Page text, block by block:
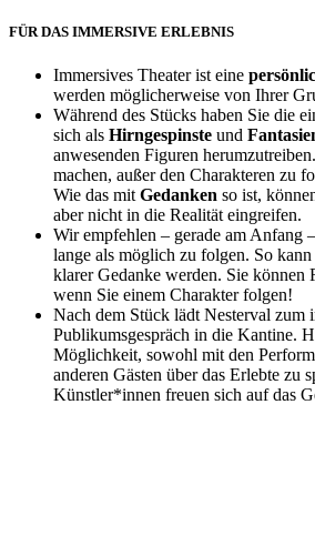
FÜR DAS IMMERSIVE ERLEBNIS
Immersives Theater ist eine
werden möglicherweise von Ihrer
Während des Stücks haben Sie die
sich als Hirngespinste und
anwesenden Figuren
machen, außer den Charakteren zu
Wie das mit Gedanken so ist,
aber nicht in die Realität eingreifen.
Wir empfehlen – gerade am Anfang
lange als möglich zu folgen. So
klarer Gedanke werden. Sie können
wenn Sie einem Charakter folgen!
Nach dem Stück lädt Nesterval zum
Publikumsgespräch in die Kantine.
Möglichkeit, sowohl mit den
anderen Gästen über das Erlebte zu
Künstler*innen freuen sich auf das